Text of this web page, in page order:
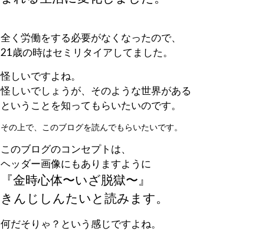
全く労働をする必要がなくなったので、
21歳の時はセミリタイアしてました。
怪しいですよね。
怪しいでしょうが、そのような世界がある
ということを知ってもらいたいのです。
その上で、このブログを読んでもらいたいです。
このブログのコンセプトは、
ヘッダー画像にもありますように
『金時心体〜いざ脱獄〜』
きんじしんたいと読みます。
何だそりゃ？という感じですよね。